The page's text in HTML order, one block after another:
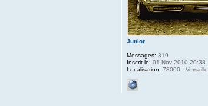
Junior
Messages: 319
Inscrit le: 01 Nov 2010 20:38
Localisation: 78000 -